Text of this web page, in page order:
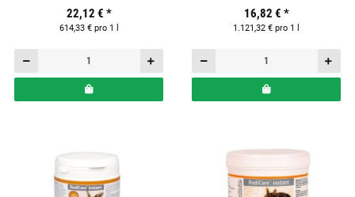
22,12 € *
614,33 € pro 1 l
16,82 € *
1.121,32 € pro 1 l